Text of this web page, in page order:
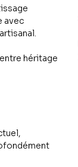
avec
héritage